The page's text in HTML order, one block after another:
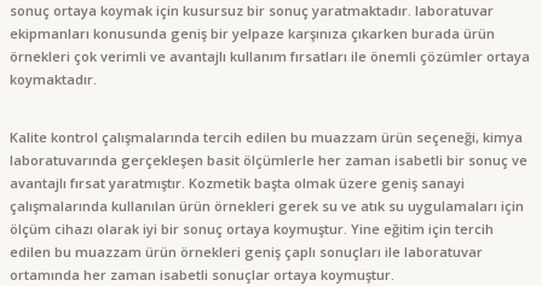
sonuç ortaya koymak için kusursuz bir sonuç yaratmaktadır. laboratuvar
ekipmanları konusunda geniş bir yelpaze karşınıza çıkarken burada ürün
örnekleri çok verimli ve avantajlı kullanım fırsatları ile önemli çözümler ortaya
koymaktadır.
Kalite kontrol çalışmalarında tercih edilen bu muazzam ürün seçeneği, kimya
laboratuvarında gerçekleşen basit ölçümlerle her zaman isabetli bir sonuç ve
avantajlı fırsat yaratmıştır. Kozmetik başta olmak üzere geniş sanayi
çalışmalarında kullanılan ürün örnekleri gerek su ve atık su uygulamaları için
ölçüm cihazı olarak iyi bir sonuç ortaya koymuştur. Yine eğitim için tercih
edilen bu muazzam ürün örnekleri geniş çaplı sonuçları ile laboratuvar
ortamında her zaman isabetli sonuçlar ortaya koymuştur.